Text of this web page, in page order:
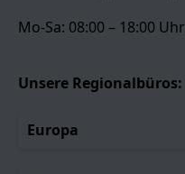
Mo-Sa: 08:00 – 18:00 Uhr
Unsere Regionalbüros:
Europa